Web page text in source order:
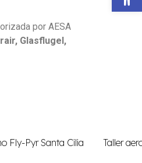
por AESA
Glasflugel,